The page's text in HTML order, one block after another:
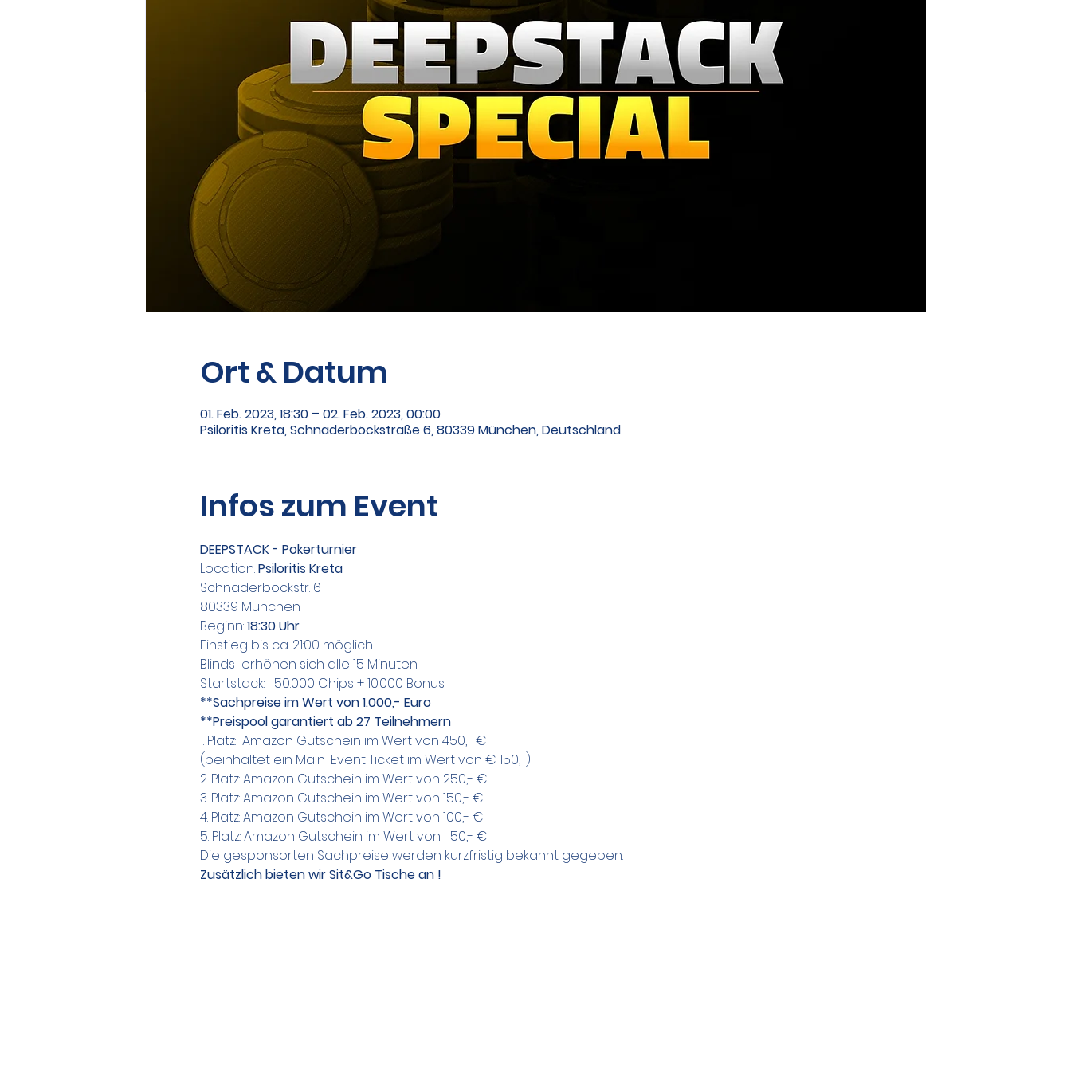
Ort & Datum
01. Feb. 2023, 18:30 – 02. Feb. 2023, 00:00
Psiloritis Kreta, Schnaderböckstraße 6, 80339 München, Deutschland
Infos zum Event
DEEPSTACK - Pokerturnier
Location: Psiloritis Kreta
Schnaderböckstr. 6
80339 München
Beginn: 18:30 Uhr
Einstieg bis ca. 21:00 möglich
Blinds  erhöhen sich alle 15 Minuten.
Startstack:   50.000 Chips + 10.000 Bonus
**Sachpreise im Wert von 1.000,- Euro
**Preispool garantiert ab 27 Teilnehmern
1. Platz:  Amazon Gutschein im Wert von 450,- €
(beinhaltet ein Main-Event Ticket im Wert von € 150,-)
2. Platz: Amazon Gutschein im Wert von 250,- €
3. Platz: Amazon Gutschein im Wert von 150,- €
4. Platz: Amazon Gutschein im Wert von 100,- €
5. Platz: Amazon Gutschein im Wert von   50,- €
Die gesponsorten Sachpreise werden kurzfristig bekannt gegeben.
Zusätzlich bieten wir Sit&Go Tische an !